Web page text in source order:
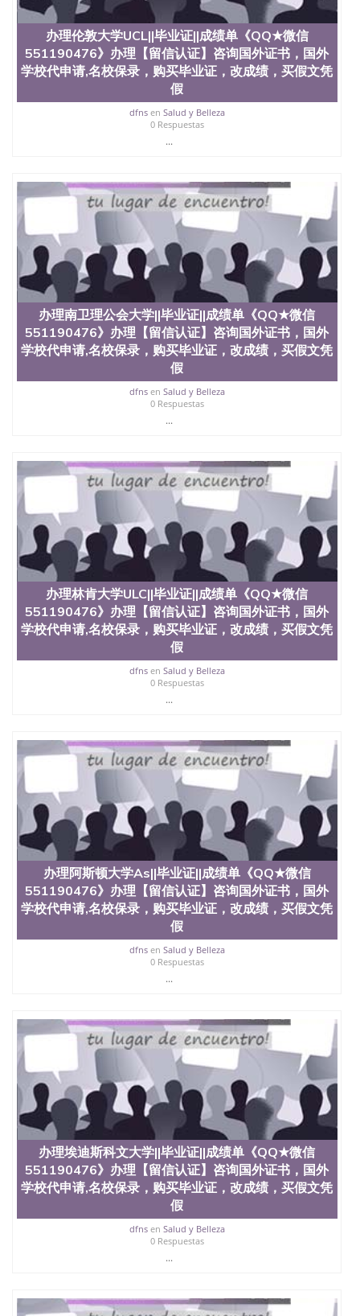
University）圣何塞州立大学（San Jose State
University）圣何塞州立大学（San Jose State
University）圣何塞州立大学（San Jose State
University）圣何塞州立大学（San Jose State
University）圣何塞州立大学学位证（San Jose State
University）圣何塞州立大学学位证（San Jose State
University）圣何塞州立大学结业证（San Jose State
University）圣何塞州立大学结业证（San Jose State
University）圣何塞州立大学结业证（San Jose State
University）圣何塞州立大学学位证（San Jose State
State University）圣何塞州立大学学历证书（San
Jose State University）圣何塞州立大学学历证书
（San Jose State University）澳洲读书未毕业找人做
文凭学位qq微信551190476澳洲读CQU中央昆士兰大
学学历 绩单购买学位证书/澳洲读本科硕士做文凭/购
买澳洲大学毕业证成绩单假文凭学历
offieUniversityofSouthernQueensland 澳洲读书未毕
业找人做文凭学位qq微信551190476澳洲读CQU中央
昆士兰大学学历成绩单购买学位证书/澳洲读本科硕
士做文凭/购买澳洲大学毕业证成绩单假文凭学历办
理华威大学UWW||毕业证||成绩单《QQ★微信
551190476》办理【留信认证】咨询国外证书，国外
学校代申请,名校保录，购买毕业证，改成绩，买假文
凭假学历假毕业证，【学历认证】咨询，国外证件遗
失补办，制作文凭，学历，回国找工作买学历，网上
购买文凭毕业证，办理各国各大学文凭(世界名校一对
办理伦敦大学UCL||毕业证||成绩单《QQ★微信
551190476》办理【留信认证】咨询国外证书，国外
学校代申请,名校保录，购买毕业证，改成绩，买假文凭
假
dfnsen Salud y Belleza
0 Respuestas
...
办理南卫理公会大学||毕业证||成绩单《QQ★微信
551190476》办理【留信认证】咨询国外证书，国外
学校代申请,名校保录，购买毕业证，改成绩，买假文凭
假
dfnsen Salud y Belleza
0 Respuestas
...
办理林肯大学ULC||毕业证||成绩单《QQ★微信
551190476》办理【留信认证】咨询国外证书，国外
学校代申请,名校保录，购买毕业证，改成绩，买假文凭
假
dfnsen Salud y Belleza
0 Respuestas
...
办理阿斯顿大学As||毕业证||成绩单《QQ★微信
551190476》办理【留信认证】咨询国外证书，国外
学校代申请,名校保录，购买毕业证，改成绩，买假文凭
假
dfnsen Salud y Belleza
0 Respuestas
...
办理埃迪斯科文大学||毕业证||成绩单《QQ★微信
551190476》办理【留信认证】咨询国外证书，国外
学校代申请,名校保录，购买毕业证，改成绩，买假文凭
假
dfnsen Salud y Belleza
0 Respuestas
...